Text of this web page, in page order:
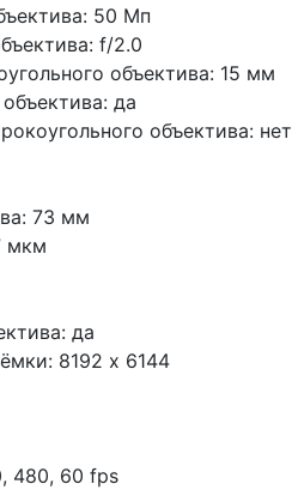
50 Мп
f/2.0
объектива: 15 мм
да
объектива: нет
73 мм
мкм
да
8192 x 6144
480, 60 fps